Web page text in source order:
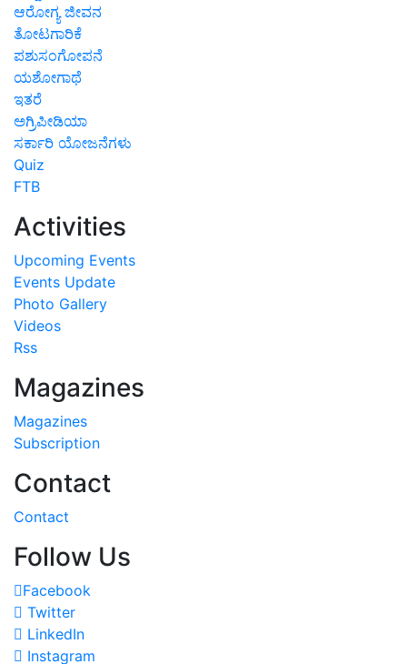
ಆರೋಗ್ಯ ಜೀವನ
ತೋಟಗಾರಿಕೆ
ಪಶುಸಂಗೋಪನೆ
ಯಶೋಗಾಥೆ
ಇತರೆ
ಅಗ್ರಿಪೀಡಿಯಾ
ಸರ್ಕಾರಿ ಯೋಜನೆಗಳು
Quiz
FTB
Activities
Upcoming Events
Events Update
Photo Gallery
Videos
Rss
Magazines
Magazines
Subscription
Contact
Contact
Follow Us
Facebook
Twitter
LinkedIn
Instagram